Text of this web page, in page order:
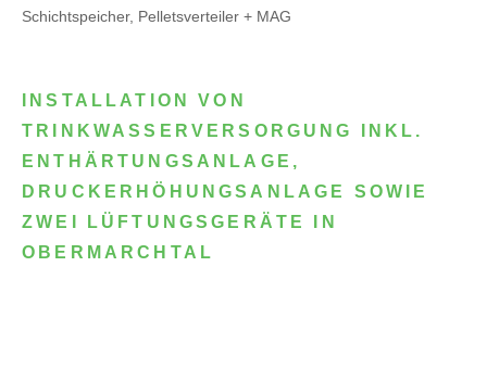
Schichtspeicher, Pelletsverteiler + MAG
INSTALLATION VON
TRINKWASSERVERSORGUNG INKL.
ENTHÄRTUNGSANLAGE,
DRUCKERHÖHUNGSANLAGE SOWIE
ZWEI LÜFTUNGSGERÄTE IN
OBERMARCHTAL